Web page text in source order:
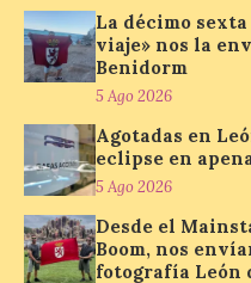
asturiana como una de
referencias del
[…]
Los clientes de
Miles&Go ya
acumular millas
Airbnb
6 Ago 2026
La décimo
viaje» nos la
Benidorm
5 Ago 2026
Agotadas en
eclipse en
5 Ago 2026
Desde el
Boom, nos
fotografía León